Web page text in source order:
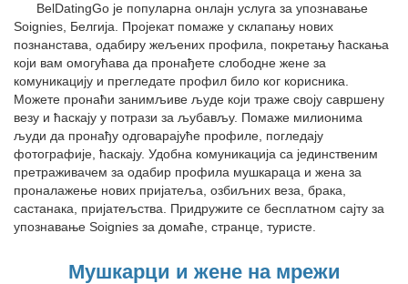
BelDatingGo је популарна онлајн услуга за упознавање
Soignies, Белгија. Пројекат помаже у склапању нових
познанстава, одабиру жељених профила, покретању ћаскања
који вам омогућава да пронађете слободне жене за
комуникацију и прегледате профил било ког корисника.
Можете пронаћи занимљиве људе који траже своју савршену
везу и ћаскају у потрази за љубављу. Помаже милионима
људи да пронађу одговарајуће профиле, погледају
фотографије, ћаскају. Удобна комуникација са јединственим
претраживачем за одабир профила мушкараца и жена за
проналажење нових пријатеља, озбиљних веза, брака,
састанака, пријатељства. Придружите се бесплатном сајту за
упознавање Soignies за домаће, странце, туристе.
Мушкарци и жене на мрежи